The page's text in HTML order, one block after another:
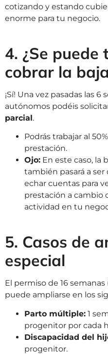
cotizando y estando
enorme para tu negocio.
4. ¿Se
cobrar la
¡Sí! Una vez pasadas las
autónomos podéis
parcial.
Podrás trabajar al
prestación.
Ojo: En este caso, la
también pasará a ser
echar cuentas para
prestación a cambio
actividad en tu
5. Casos de
especial
El permiso de 16 semanas
puede ampliarse en los
Parto múltiple: 1
progenitor por cada
Discapacidad del
progenitor.